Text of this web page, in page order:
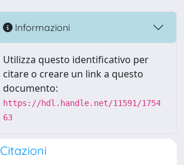
Informazioni
Utilizza questo identificativo per
citare o creare un link a questo
documento:
https://hdl.handle.net/11591/1754
63
Citazioni